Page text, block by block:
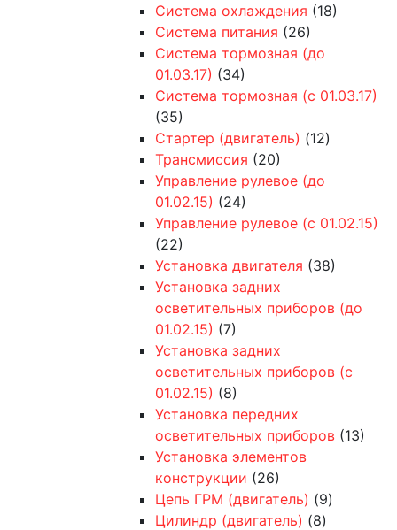
Система охлаждения (18)
Система питания (26)
Система тормозная (до
01.03.17) (34)
Система тормозная (с 01.03.17)
(35)
Стартер (двигатель) (12)
Трансмиссия (20)
Управление рулевое (до
01.02.15) (24)
Управление рулевое (с 01.02.15)
(22)
Установка двигателя (38)
Установка задних
осветительных приборов (до
01.02.15) (7)
Установка задних
осветительных приборов (с
01.02.15) (8)
Установка передних
осветительных приборов (13)
Установка элементов
конструкции (26)
Цепь ГРМ (двигатель) (9)
Цилиндр (двигатель) (8)